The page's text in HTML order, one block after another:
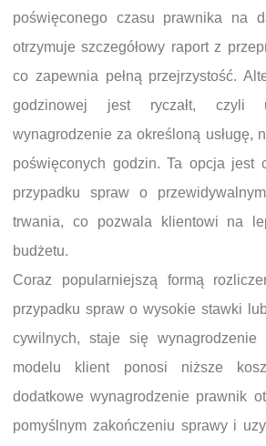
poświęconego czasu prawnika na
otrzymuje szczegółowy raport z
co zapewnia pełną przejrzystość.
godzinowej jest ryczałt, czyli
wynagrodzenie za określoną usługę,
poświęconych godzin. Ta opcja jest
przypadku spraw o
trwania, co pozwala klientowi na
budżetu.
Coraz popularniejszą formą
przypadku spraw o wysokie stawki
cywilnych, staje się
modelu klient ponosi niższe
dodatkowe wynagrodzenie prawnik
pomyślnym zakończeniu sprawy i